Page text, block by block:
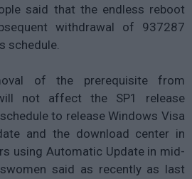
said that the endless reboot
withdrawal of 937287
schedule.
of the prerequisite from
not affect the SP1 release
to release Windows Visa
and the download center in
using Automatic Update in mid-
said as recently as last